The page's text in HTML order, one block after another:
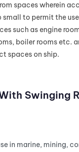
spaces wherein
small to permit the
such as engine
boiler rooms etc.
spaces on ship.
Swinging
in marine, mining,